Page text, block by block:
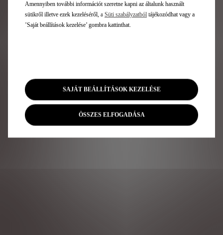
Amennyiben további információt szeretne kapni az általunk használt
sütikről illetve ezek kezeléséről, a Süti szabályzatból tájékozódhat vagy a
’Saját beállítások kezelése’ gombra kattinthat.
SAJÁT BEÁLLÍTÁSOK KEZELÉSE
ÖSSZES ELFOGADÁSA